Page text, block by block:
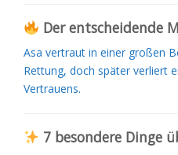
Der entscheidende
Asa vertraut in einer großen
Rettung, doch später verliert
Vertrauens.
7 besondere Dinge